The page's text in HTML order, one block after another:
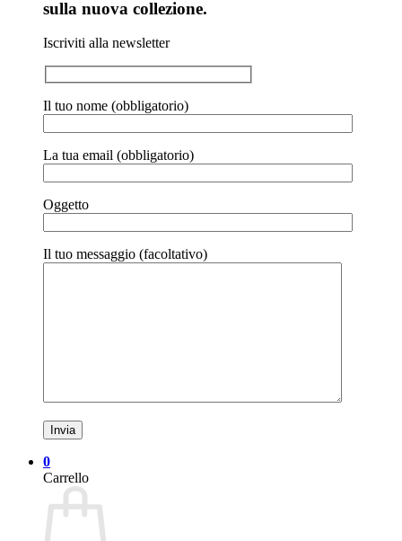
sulla nuova collezione.
Iscriviti alla newsletter
Il tuo nome (obbligatorio)
La tua email (obbligatorio)
Oggetto
Il tuo messaggio (facoltativo)
0
Carrello